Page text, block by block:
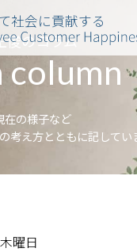
社会に貢献する
俊のコラム
在の様子など
考え方とともに記してい
曜日